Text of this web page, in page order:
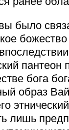
было
пантеон
бога
образ
лишь